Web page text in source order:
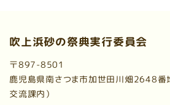
吹上浜砂の祭典実行委員会
〒897-8501
鹿児島県南さつま市加世田川畑2648番
交流課内）